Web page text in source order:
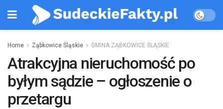
Home Ząbkowice Śląskie GMINA ZĄBKOWICE ŚLĄSKIE
Atrakcyjna nieruchomość po
byłym sądzie – ogłoszenie o
przetargu